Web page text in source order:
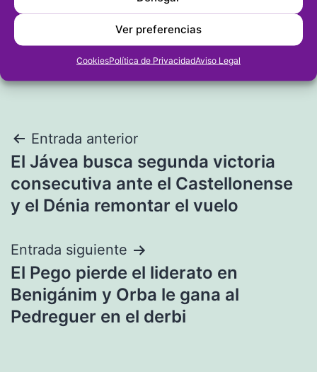
Ver preferencias
CookiesPolítica de PrivacidadAviso Legal
Navegación
de
entradas
Entrada anterior
El Jávea busca segunda victoria
consecutiva ante el Castellonense
y el Dénia remontar el vuelo
Entrada siguiente
El Pego pierde el liderato en
Benigánim y Orba le gana al
Pedreguer en el derbi